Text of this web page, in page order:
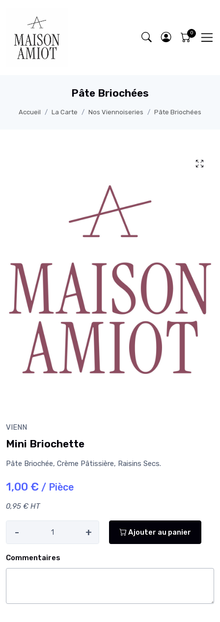
Pâte Briochées
Accueil La Carte Nos Viennoiseries Pâte Briochées
VIENN
Mini Briochette
Pâte Briochée, Crème Pâtissière, Raisins Secs.
1,00 € / Pièce
0,95 € HT
- + Ajouter au panier
Commentaires